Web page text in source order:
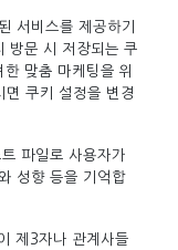
서비스를 제공하기
방문 시 저장되는 쿠
맞춤 마케팅을 위
면 쿠키 설정을 변경
파일로 사용자가
성향 등을 기억합
제3자나 관계사들